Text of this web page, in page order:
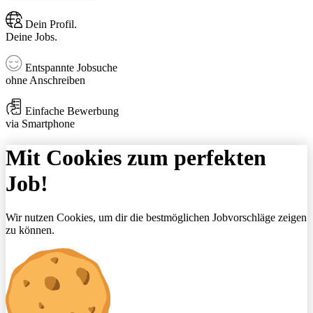
Dein Profil.
Deine Jobs.
Entspannte Jobsuche
ohne Anschreiben
Einfache Bewerbung
via Smartphone
Mit Cookies zum perfekten
Job!
Wir nutzen Cookies, um dir die bestmöglichen Jobvorschläge zeigen
zu können.